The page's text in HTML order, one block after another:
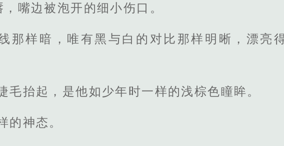
嘴边被泡开的细小伤口。
那样暗，唯有黑与白的对比那样明晰，漂亮
毛抬起，是他如少年时一样的浅棕色瞳眸。
的神态。